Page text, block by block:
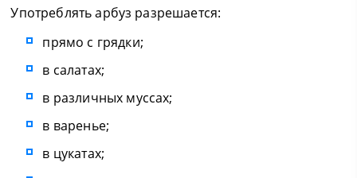
Употреблять арбуз разрешается:
прямо с грядки;
в салатах;
в различных муссах;
в варенье;
в цукатах;